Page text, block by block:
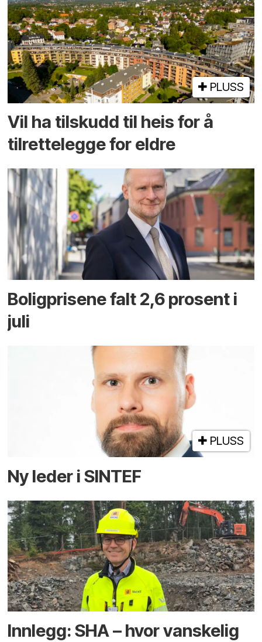
PLUSS
Vil ha tilskudd til heis for å
tilrettelegge for eldre
Boligprisene falt 2,6 prosent i
juli
PLUSS
Ny leder i SINTEF
Innlegg: SHA – hvor vanskelig